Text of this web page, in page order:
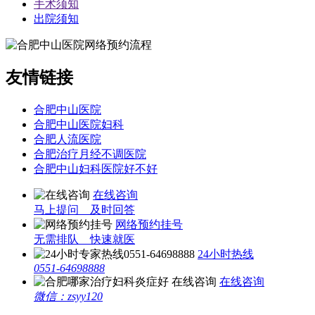
手术须知
出院须知
友情链接
合肥中山医院
合肥中山医院妇科
合肥人流医院
合肥治疗月经不调医院
合肥中山妇科医院好不好
在线咨询
马上提问 及时回答
网络预约挂号
无需排队 快速就医
24小时热线
0551-64698888
在线咨询
微信：zsyy120